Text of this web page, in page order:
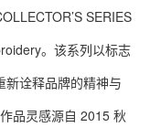
SERIES
。该系列以标志
新诠释品牌的精神与
品灵感源自 2015 秋